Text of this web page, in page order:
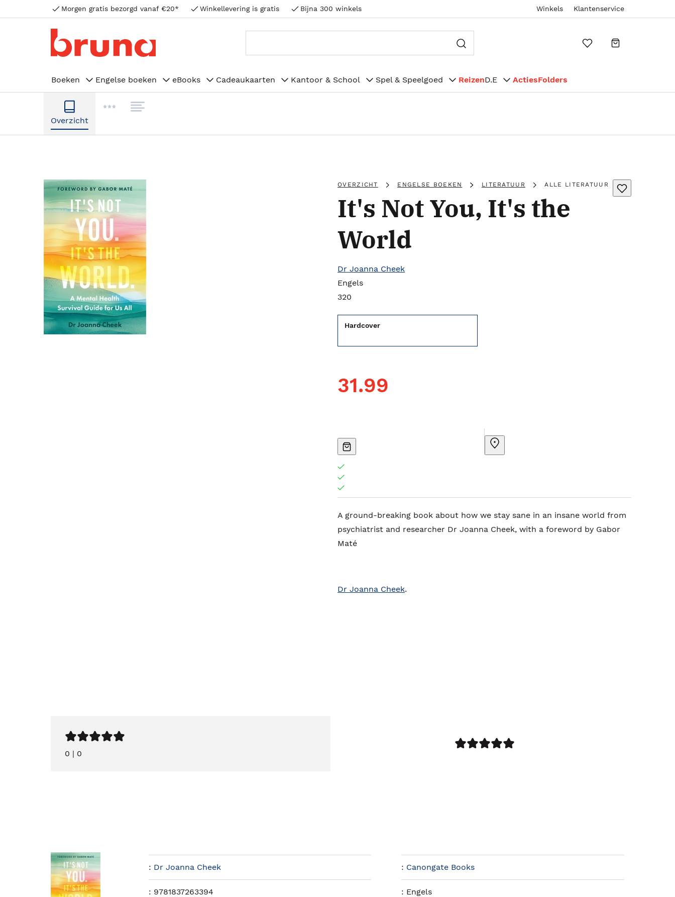
Morgen gratis bezorgd vanaf €20* Winkellevering is gratis Bijna 300 winkels Winkels Klantenservice
Boeken Engelse boeken eBooks Cadeaukaarten Kantoor & School Spel & Speelgoed ReizenD.E ActiesFolders
Overzicht
OVERZICHT ENGELSE BOEKEN LITERATUUR ALLE LITERATUUR
It's Not You, It's the
World
Dr Joanna Cheek
Engels
320
Hardcover
31.99
A ground-breaking book about how we stay sane in an insane world from
psychiatrist and researcher Dr Joanna Cheek, with a foreword by Gabor
Maté
Dr Joanna Cheek.
0 | 0
: Dr Joanna Cheek : Canongate Books
: 9781837263394 : Engels